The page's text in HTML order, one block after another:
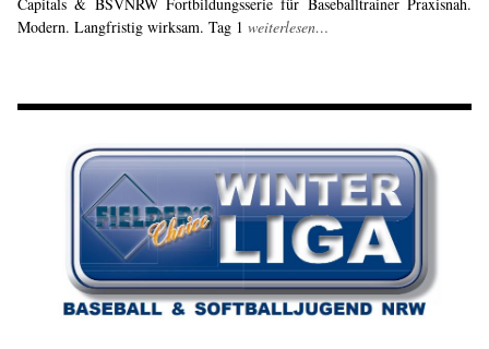
Capitals & BSVNRW Fortbildungsserie für Baseballtrainer Praxisnah.
Modern. Langfristig wirksam. Tag 1 weiterlesen…